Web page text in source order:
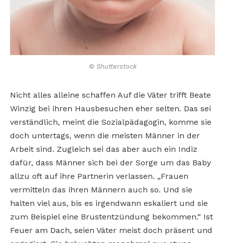
© Shutterstock
Nicht alles alleine schaffen Auf die Väter trifft Beate
Winzig bei ihren Hausbesuchen eher selten. Das sei
verständlich, meint die Sozialpädagogin, komme sie
doch untertags, wenn die meisten Männer in der
Arbeit sind. Zugleich sei das aber auch ein Indiz
dafür, dass Männer sich bei der Sorge um das Baby
allzu oft auf ihre Partnerin verlassen. „Frauen
vermitteln das ihren Männern auch so. Und sie
halten viel aus, bis es irgendwann eskaliert und sie
zum Beispiel eine Brustentzündung bekommen.“ Ist
Feuer am Dach, seien Väter meist doch präsent und